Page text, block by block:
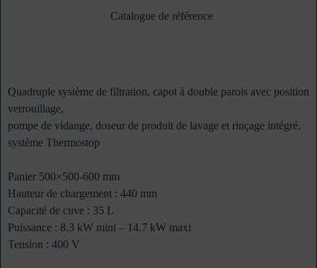
Catalogue de référence
Quadruple système de filtration, capot à double parois avec position
verrouillage,
pompe de vidange, doseur de produit de lavage et rinçage intégré,
système Thermostop
Panier 500×500-600 mm
Hauteur de chargement : 440 mm
Capacité de cuve : 35 L
Puissance : 8.3 kW mini – 14.7 kW maxi
Tension : 400 V